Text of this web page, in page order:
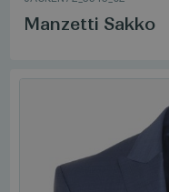
Manzetti Sakko